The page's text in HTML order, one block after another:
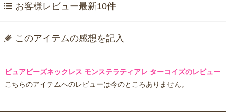
お客様レビュー最新10件
このアイテムの感想を記入
ピュアビーズネックレス モンステラティアレ ターコイズのレビュー
こちらのアイテムへのレビューは今のところありません。